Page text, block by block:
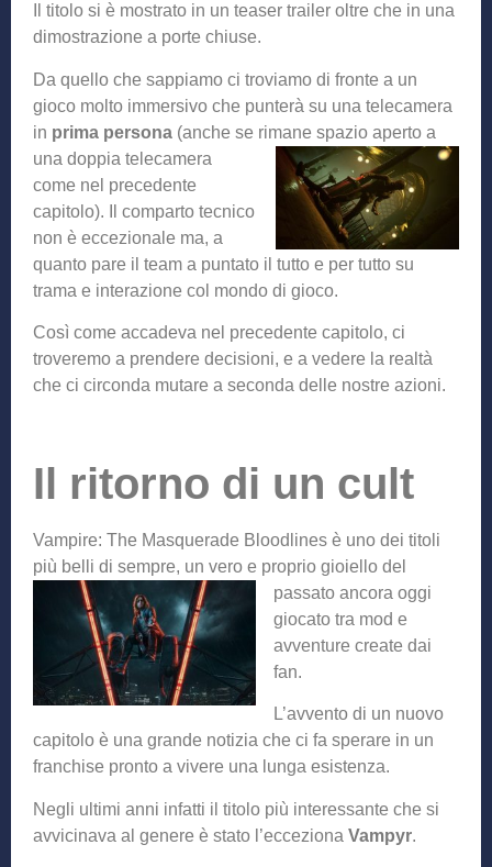
Il titolo si è mostrato in un teaser trailer oltre che in una
dimostrazione a porte chiuse.
Da quello che sappiamo ci troviamo di fronte a un
gioco molto immersivo che punterà su una telecamera
in prima persona (anche se rimane spazio aperto a
una doppia telecamera
come nel precedente
capitolo). Il comparto tecnico
non è eccezionale ma, a
quanto pare il team a puntato il tutto e per tutto su
trama e interazione col mondo di gioco.
Così come accadeva nel precedente capitolo, ci
troveremo a prendere decisioni, e a vedere la realtà
che ci circonda mutare a seconda delle nostre azioni.
Il ritorno di un cult
Vampire: The Masquerade Bloodlines è uno dei titoli
più belli di sempre, un vero e proprio gioiello del
passato ancora oggi
giocato tra mod e
avventure create dai
fan.
L’avvento di un nuovo
capitolo è una grande notizia che ci fa sperare in un
franchise pronto a vivere una lunga esistenza.
Negli ultimi anni infatti il titolo più interessante che si
avvicinava al genere è stato l’ecceziona Vampyr.